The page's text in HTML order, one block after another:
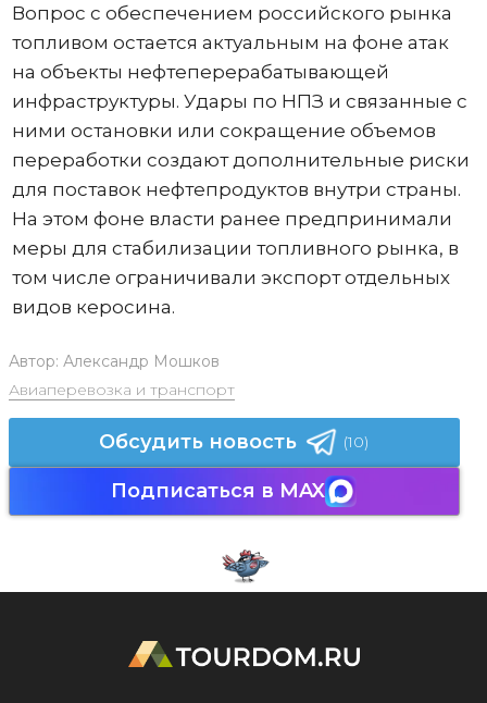
Вопрос с обеспечением российского рынка
топливом остается актуальным на фоне атак
на объекты нефтеперерабатывающей
инфраструктуры. Удары по НПЗ и связанные с
ними остановки или сокращение объемов
переработки создают дополнительные риски
для поставок нефтепродуктов внутри страны.
На этом фоне власти ранее предпринимали
меры для стабилизации топливного рынка, в
том числе ограничивали экспорт отдельных
видов керосина.
Автор: Александр Мошков
Авиаперевозка и транспорт
Обсудить новость (10)
Подписаться в MAX